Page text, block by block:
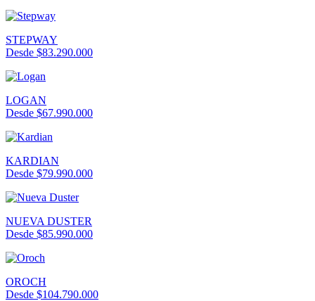
STEPWAY
Desde $83.290.000
LOGAN
Desde $67.990.000
KARDIAN
Desde $79.990.000
NUEVA DUSTER
Desde $85.990.000
OROCH
Desde $104.790.000